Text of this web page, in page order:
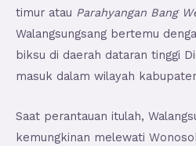
timur atau Parahyangan Bang
Walangsungsang bertemu
biksu di daerah dataran tinggi
masuk dalam wilayah
Saat perantauan itulah,
kemungkinan melewati